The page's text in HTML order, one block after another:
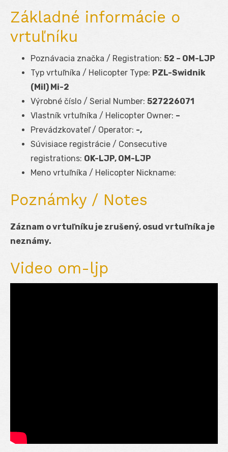
Základné informácie o
vrtuľníku
Poznávacia značka / Registration: 52 – OM-LJP
Typ vrtuľníka / Helicopter Type: PZL-Swidnik
(Mil) Mi-2
Výrobné číslo / Serial Number: 527226071
Vlastník vrtuľníka / Helicopter Owner: –
Prevádzkovateľ / Operator: -,
Súvisiace registrácie / Consecutive
registrations: OK-LJP, OM-LJP
Meno vrtuľníka / Helicopter Nickname:
Poznámky / Notes
Záznam o vrtuľníku je zrušený, osud vrtuľníka je
neznámy.
Video om-ljp